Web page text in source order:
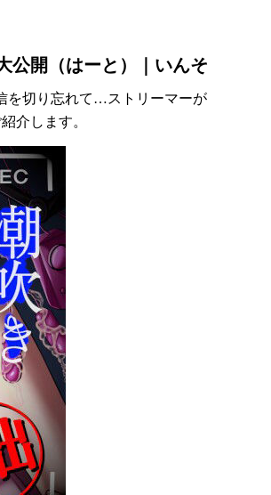
公開（はーと）｜いんそ
を切り忘れて…ストリーマーが
介します。